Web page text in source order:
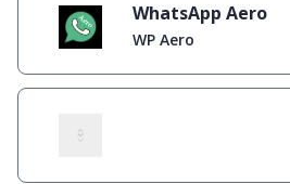
WhatsApp Aero
WP Aero